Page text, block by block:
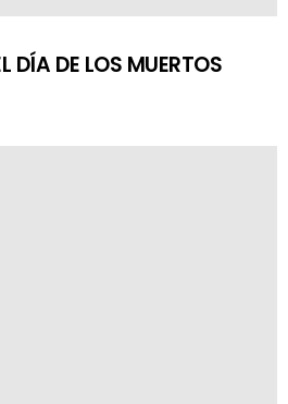
DÍA DE LOS MUERTOS